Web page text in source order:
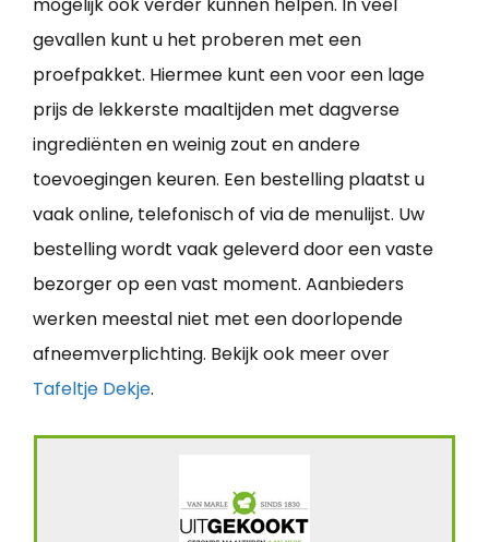
mogelijk ook verder kunnen helpen. In veel
gevallen kunt u het proberen met een
proefpakket. Hiermee kunt een voor een lage
prijs de lekkerste maaltijden met dagverse
ingrediënten en weinig zout en andere
toevoegingen keuren. Een bestelling plaatst u
vaak online, telefonisch of via de menulijst. Uw
bestelling wordt vaak geleverd door een vaste
bezorger op een vast moment. Aanbieders
werken meestal niet met een doorlopende
afneemverplichting. Bekijk ook meer over
Tafeltje Dekje.